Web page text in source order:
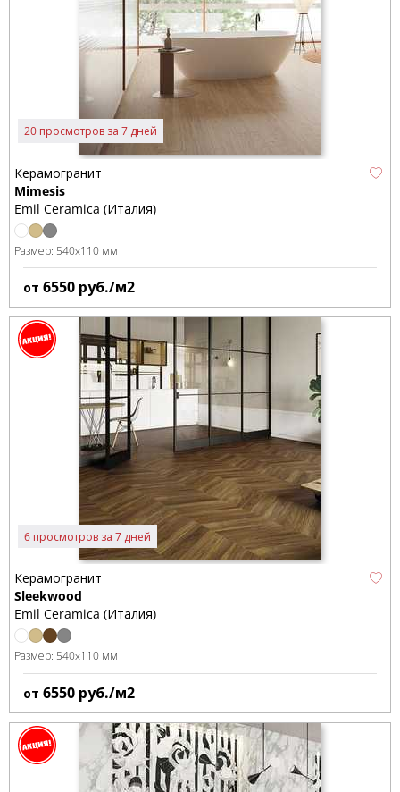
20 просмотров за 7 дней
Керамогранит
Mimesis
Emil Ceramica (Италия)
Размер: 540x110 мм
от 6550 руб./м2
6 просмотров за 7 дней
Керамогранит
Sleekwood
Emil Ceramica (Италия)
Размер: 540x110 мм
от 6550 руб./м2